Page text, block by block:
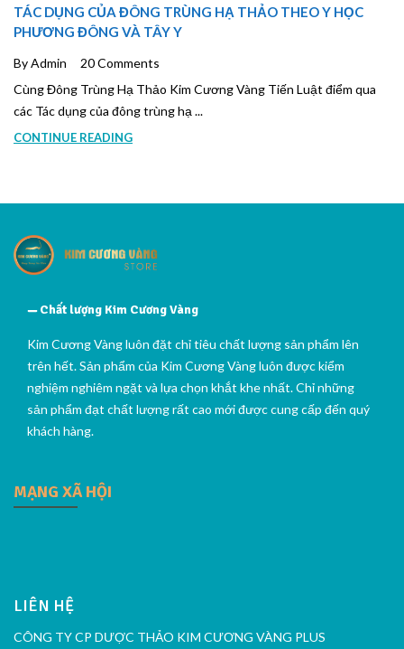
TÁC DỤNG CỦA ĐÔNG TRÙNG HẠ THẢO THEO Y HỌC
PHƯƠNG ĐÔNG VÀ TÂY Y
By Admin
20 Comments
Cùng Đông Trùng Hạ Thảo Kim Cương Vàng Tiến Luật điểm qua
các Tác dụng của đông trùng hạ ...
CONTINUE READING
Chất lượng Kim Cương Vàng
Kim Cương Vàng luôn đặt chỉ tiêu chất lượng sản phẩm lên
trên hết. Sản phẩm của Kim Cương Vàng luôn được kiểm
nghiệm nghiêm ngặt và lựa chọn khắt khe nhất. Chỉ những
sản phẩm đạt chất lượng rất cao mới được cung cấp đến quý
khách hàng.
MẠNG XÃ HỘI
LIÊN HỆ
CÔNG TY CP DƯỢC THẢO KIM CƯƠNG VÀNG PLUS